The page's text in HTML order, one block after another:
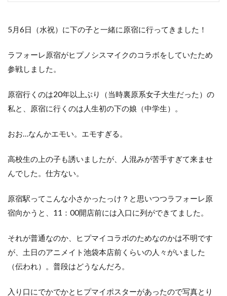
5月6日（水祝）に下の子と一緒に原宿に行ってきました！
ラフォーレ原宿がヒプノシスマイクのコラボをしていたため
参戦しました。
原宿行くのは20年以上ぶり（当時裏原系女子大生だった）の
私と、原宿に行くのは人生初の下の娘（中学生）。
おお…なんかエモい。エモすぎる。
高校生の上の子も誘いましたが、人混みが苦手すぎて来ませ
んでした。仕方ない。
原宿駅ってこんな小さかったっけ？と思いつつラフォーレ原
宿向かうと、11：00開店前には入口に列ができてました。
それが普通なのか、ヒプマイコラボのためなのかは不明です
が、土日のアニメイト池袋本店前くらいの人々がいました
（伝われ）。普段はどうなんだろ。
入り口にでかでかとヒプマイポスターがあったので写真とり